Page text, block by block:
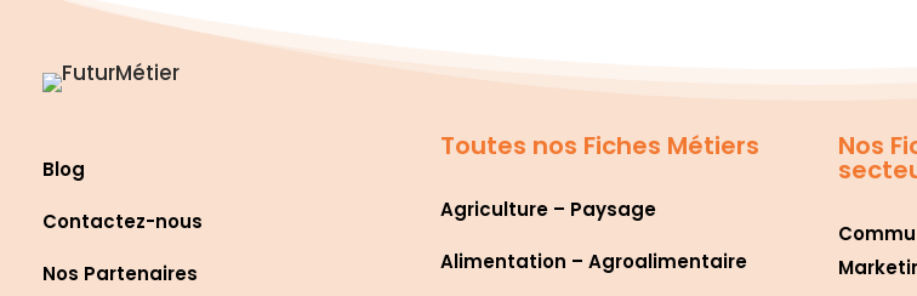
Blog
Contactez-nous
Nos Partenaires
Toutes nos Fiches Métiers
Agriculture – Paysage
Alimentation – Agroalimentaire
Nos